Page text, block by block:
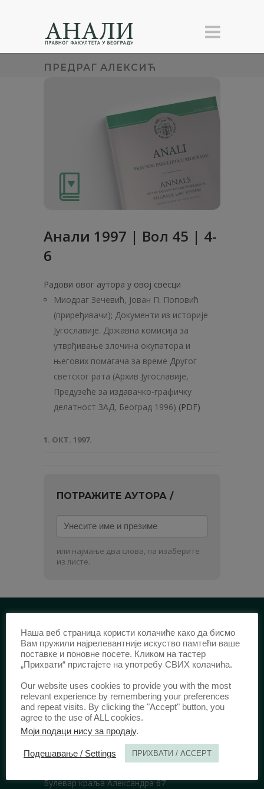
ПРЕДРАГ АЛЕКСИЋ
Анaли 1997 | Вол 45 | 4-
6
Радови овог аутора у овој свесци
Миодраг Зечевић, Јован П. Поповић
(приређивачи); Документи из историје
Југославије. Државна комисија за
утврђивање злочина окупатора и
његових помагача за време Другог
светског рата (Архив Југославије,
Предузеће за издавачко-графичку
делатност ЗАД, Београд 1996) (PDF)
1. ОКТ. 1997.
ПОТРАЖИТЕ АУТОРА /
Унесите
име
и
презиме
или најмање два слова, па изаберите
из листе.
ИДЕНТИФИКАЦИЈА /
ISSN: 0003-2565(Штампано издање)
DOI:10.51204/Anali_PFBU_1906
ИЗДАВАЧ /
Правни факултет Универзитета у
Булевар краља Александра 67
Наша веб страница користи колачиће како да бисмо
Вам пружили најрелевантније искуство памтећи ваше
поставке и поновне посете. Кликом на тастер
„Прихвати“ пристајете на употребу СВИХ колачића.
Our website uses cookies to provide you with the most
relevant experience by remembering your preferences
and repeat visits. By clicking the "Accept" button, you
agree to the use of ALL cookies.
Моји подаци нису за продају.
Подешавање / Settings ПРИХВАТИ / ACCEPT